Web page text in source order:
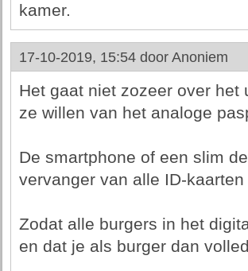
kamer.
17-10-2019, 15:54 door Anoniem
Het gaat niet zozeer over het
ze willen van het analoge
De smartphone of een slim
vervanger van alle ID-
Zodat alle burgers in het
en dat je als burger dan